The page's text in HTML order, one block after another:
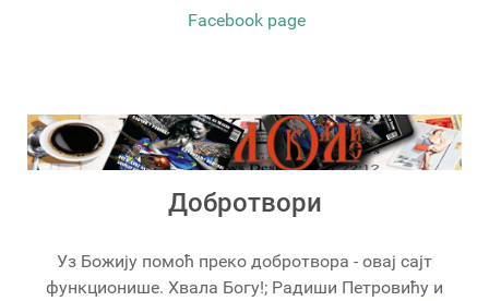
Facebook page
Добротвори
Уз Божију помоћ преко добротвора - овај сајт
функционише. Хвала Богу!; Радиши Петровићу и